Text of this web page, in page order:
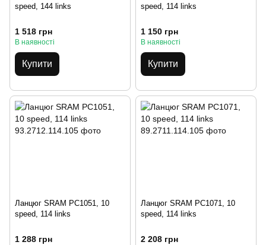
speed, 144 links
1 518 грн
В наявності
Купити
speed, 114 links
1 150 грн
В наявності
Купити
Ланцюг SRAM PC1051, 10
speed, 114 links
1 288 грн
Ланцюг SRAM PC1071, 10
speed, 114 links
2 208 грн